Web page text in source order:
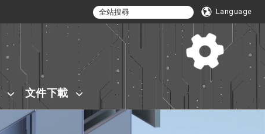
Language
文件下載